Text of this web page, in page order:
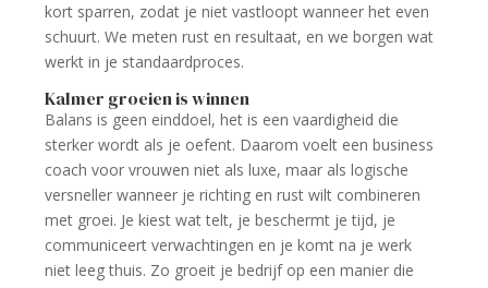
kort sparren, zodat je niet vastloopt wanneer het even
schuurt. We meten rust en resultaat, en we borgen wat
werkt in je standaardproces.
Kalmer groeien is winnen
Balans is geen einddoel, het is een vaardigheid die
sterker wordt als je oefent. Daarom voelt een business
coach voor vrouwen niet als luxe, maar als logische
versneller wanneer je richting en rust wilt combineren
met groei. Je kiest wat telt, je beschermt je tijd, je
communiceert verwachtingen en je komt na je werk
niet leeg thuis. Zo groeit je bedrijf op een manier die